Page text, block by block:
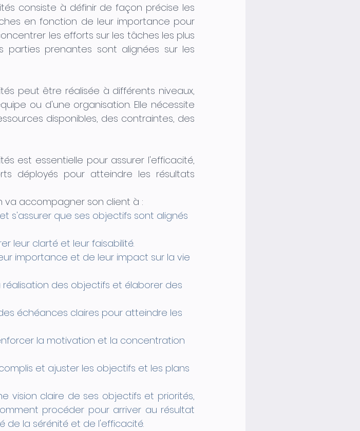
consiste à définir de façon précise les
en fonction de leur importance pour
les efforts sur les tâches les plus
prenantes sont alignées sur les
peut être réalisée à différents niveaux,
ou d'une organisation. Elle nécessite
disponibles, des contraintes, des
est essentielle pour assurer l'efficacité,
déployés pour atteindre les résultats
accompagner son client à :
s'assurer que ses objectifs sont alignés
leur clarté et leur faisabilité.
importance et de leur impact sur la vie
des objectifs et élaborer des
échéances claires pour atteindre les
la motivation et la concentration
et ajuster les objectifs et les plans
vision claire de ses objectifs et priorités,
procéder pour arriver au résultat
de la sérénité et de l'efficacité.